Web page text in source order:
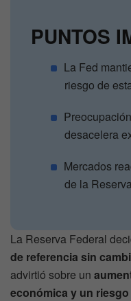
PUNTOS
La Fed
riesgo de
desacelera
Mercados
de la
La Reserva Federal
de referencia sin
advirtió sobre un
económica y un